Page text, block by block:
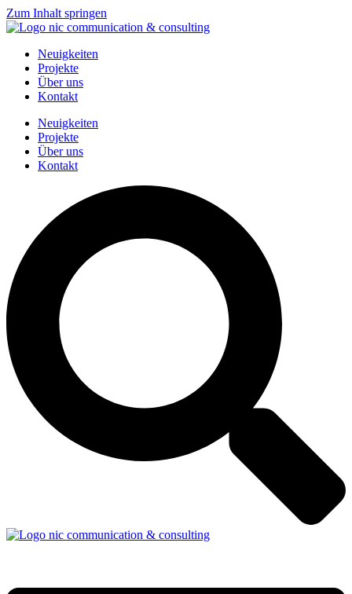
Zum Inhalt springen
Neuigkeiten
Projekte
Über uns
Kontakt
Neuigkeiten
Projekte
Über uns
Kontakt